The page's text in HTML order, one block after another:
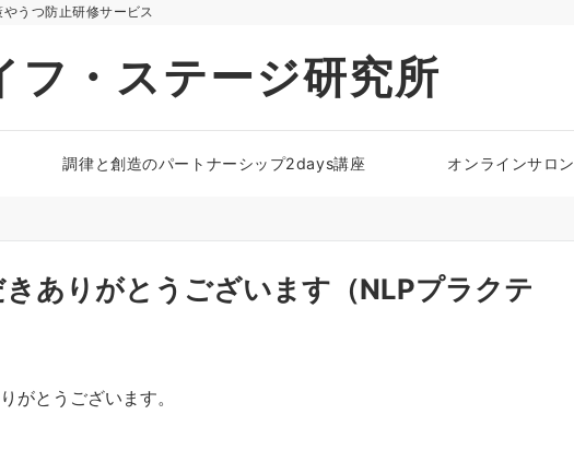
やうつ防止研修サービス
フ・ステージ研究所
調律と創造のパートナーシップ2days講座 オンラインサロン
ありがとうございます（NLPプラクテ
がとうございます。